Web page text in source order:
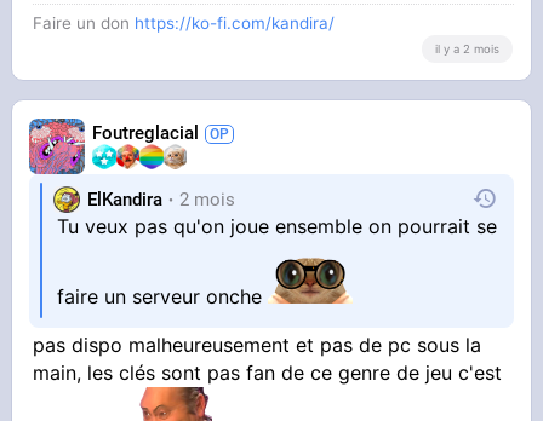
et les activités se débloquent d’une manière
exponentielle , tu peut quasiment tout faire
dans ce jeu , pas besoin d’attendre le endgame.
La faim quasi tout le monde l’a désactive
carrément en début de jeu, bouffer des dizaines
de lapin par minute y’a rien de plus chiant
Si tu veut un résumé non exhaustif = tu peut
Faire un don https://ko-fi.com/kandira/
il y a 2 mois
Foutreglacial
ElKandira 2 mois
Tu veux pas qu'on joue ensemble on pourrait se
faire un serveur onche
pas dispo malheureusement et pas de pc sous la
main, les clés sont pas fan de ce genre de jeu c'est